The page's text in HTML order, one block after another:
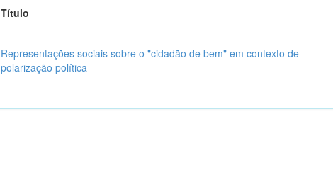
Título
Representações sociais sobre o "cidadão de bem" em contexto de
polarização política